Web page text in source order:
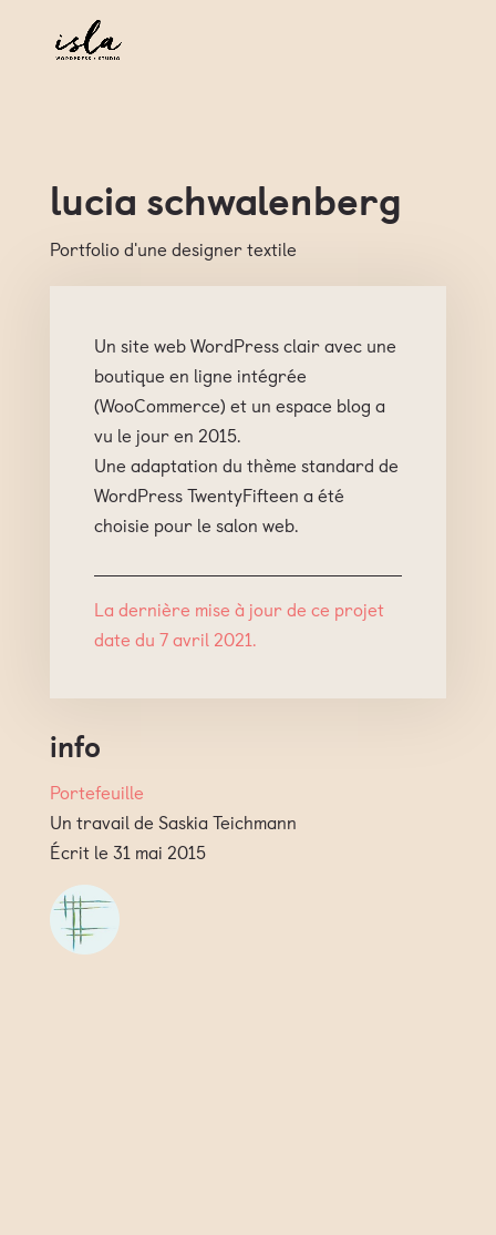
lucia schwalenberg
Portfolio d'une designer textile
Un site web WordPress clair avec une
boutique en ligne intégrée
(WooCommerce) et un espace blog a
vu le jour en 2015.
Une adaptation du thème standard de
WordPress TwentyFifteen a été
choisie pour le salon web.
La dernière mise à jour de ce projet
date du 7 avril 2021.
info
Portefeuille
Un travail de Saskia Teichmann
Écrit le 31 mai 2015